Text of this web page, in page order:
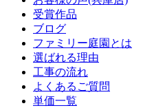
受賞作品
ブログ
ファミリー庭園とは
選ばれる理由
工事の流れ
よくあるご質問
単価一覧